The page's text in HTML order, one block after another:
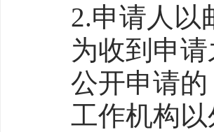
2.申请人以
为收到申
公开申请
工作机构